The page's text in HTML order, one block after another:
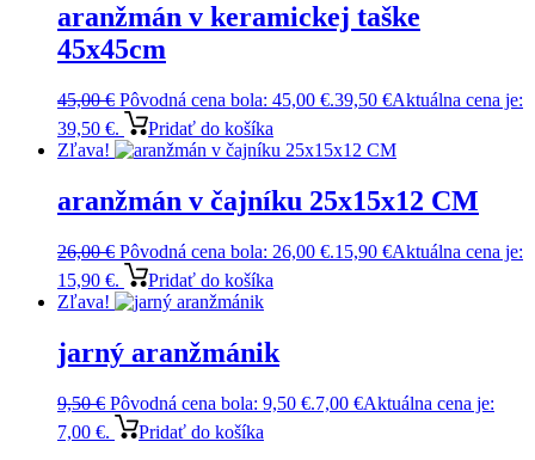
aranžmán v keramickej taške
45x45cm
45,00€ Pôvodná cena bola: 45,00 €.39,50 €Aktuálna cena je:
39,50 €.
Pridať do košíka
Zľava!
aranžmán v čajníku 25x15x12 CM
26,00€ Pôvodná cena bola: 26,00 €.15,90 €Aktuálna cena je:
15,90 €.
Pridať do košíka
Zľava!
jarný aranžmánik
9,50€ Pôvodná cena bola: 9,50 €.7,00 €Aktuálna cena je:
7,00 €.
Pridať do košíka